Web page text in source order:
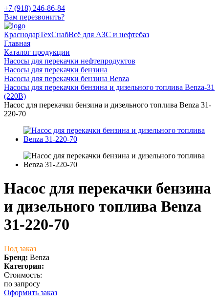
+7 (918) 246-86-84
Вам перезвонить?
КраснодарТехСнабВсё для АЗС и нефтебаз
Главная
Каталог продукции
Насосы для перекачки нефтепродуктов
Насосы для перекачки бензина
Насосы для перекачки бензина Benza
Насосы для перекачки бензина и дизельного топлива Benza-31
(220В)
Насос для перекачки бензина и дизельного топлива Benza 31-
220-70
Насос для перекачки бензина
и дизельного топлива Benza
31-220-70
Под заказ
Бренд: Benza
Категория:
Стоимость:
по запросу
Оформить заказ